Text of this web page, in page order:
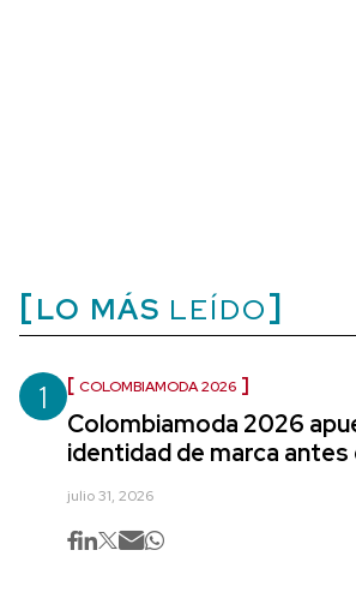
LO MÁS LEÍDO
1 COLOMBIAMODA 2026
Colombiamoda 2026
identidad de marca antes
julio 31, 2026